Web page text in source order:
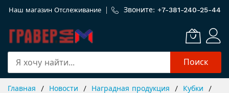
Наш магазин Отслеживание Звоните: +7-381-240-25-44
Поиск
Главная Новости Наградная продукция
Кубки